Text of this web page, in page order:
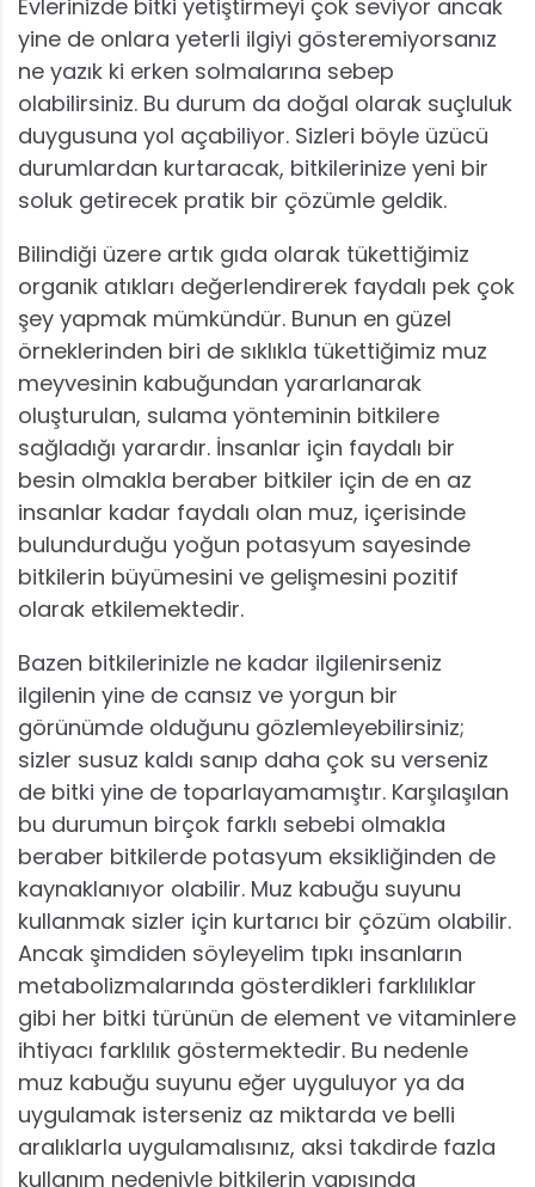
Evlerinizde bitki yetiştirmeyi çok seviyor ancak
yine de onlara yeterli ilgiyi gösteremiyorsanız
ne yazık ki erken solmalarına sebep
olabilirsiniz. Bu durum da doğal olarak suçluluk
duygusuna yol açabiliyor. Sizleri böyle üzücü
durumlardan kurtaracak, bitkilerinize yeni bir
soluk getirecek pratik bir çözümle geldik.
Bilindiği üzere artık gıda olarak tükettiğimiz
organik atıkları değerlendirerek faydalı pek çok
şey yapmak mümkündür. Bunun en güzel
örneklerinden biri de sıklıkla tükettiğimiz muz
meyvesinin kabuğundan yararlanarak
oluşturulan, sulama yönteminin bitkilere
sağladığı yarardır. İnsanlar için faydalı bir
besin olmakla beraber bitkiler için de en az
insanlar kadar faydalı olan muz, içerisinde
bulundurduğu yoğun potasyum sayesinde
bitkilerin büyümesini ve gelişmesini pozitif
olarak etkilemektedir.
Bazen bitkilerinizle ne kadar ilgilenirseniz
ilgilenin yine de cansız ve yorgun bir
görünümde olduğunu gözlemleyebilirsiniz;
sizler susuz kaldı sanıp daha çok su verseniz
de bitki yine de toparlayamamıştır. Karşılaşılan
bu durumun birçok farklı sebebi olmakla
beraber bitkilerde potasyum eksikliğinden de
kaynaklanıyor olabilir. Muz kabuğu suyunu
kullanmak sizler için kurtarıcı bir çözüm olabilir.
Ancak şimdiden söyleyelim tıpkı insanların
metabolizmalarında gösterdikleri farklılıklar
gibi her bitki türünün de element ve vitaminlere
ihtiyacı farklılık göstermektedir. Bu nedenle
muz kabuğu suyunu eğer uyguluyor ya da
uygulamak isterseniz az miktarda ve belli
aralıklarla uygulamalısınız, aksi takdirde fazla
kullanım nedeniyle bitkilerin yapısında